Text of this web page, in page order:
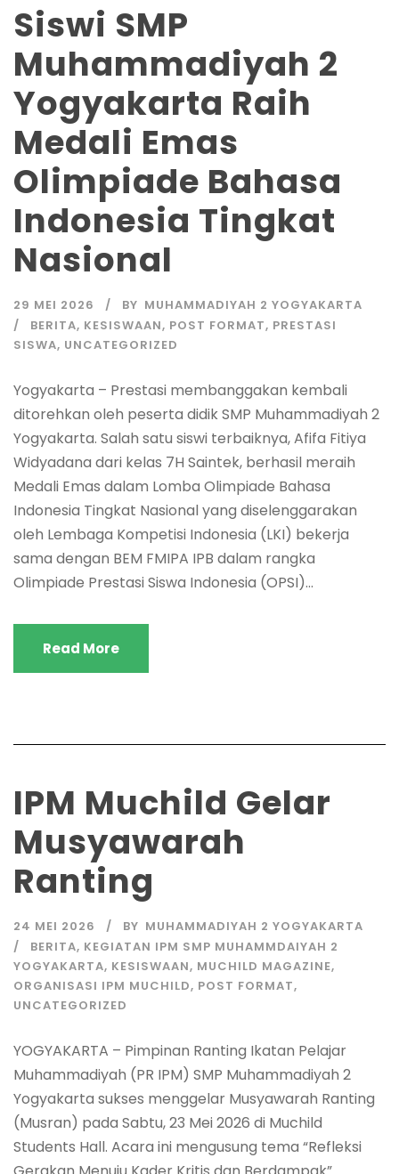
Siswi SMP
Muhammadiyah 2
Yogyakarta Raih
Medali Emas
Olimpiade Bahasa
Indonesia Tingkat
Nasional
29 MEI 2026 BY MUHAMMADIYAH 2 YOGYAKARTA
BERITA, KESISWAAN, POST FORMAT, PRESTASI
SISWA, UNCATEGORIZED
Yogyakarta – Prestasi membanggakan kembali
ditorehkan oleh peserta didik SMP Muhammadiyah 2
Yogyakarta. Salah satu siswi terbaiknya, Afifa Fitiya
Widyadana dari kelas 7H Saintek, berhasil meraih
Medali Emas dalam Lomba Olimpiade Bahasa
Indonesia Tingkat Nasional yang diselenggarakan
oleh Lembaga Kompetisi Indonesia (LKI) bekerja
sama dengan BEM FMIPA IPB dalam rangka
Olimpiade Prestasi Siswa Indonesia (OPSI)...
Read More
IPM Muchild Gelar
Musyawarah
Ranting
24 MEI 2026 BY MUHAMMADIYAH 2 YOGYAKARTA
BERITA, KEGIATAN IPM SMP MUHAMMDAIYAH 2
YOGYAKARTA, KESISWAAN, MUCHILD MAGAZINE,
ORGANISASI IPM MUCHILD, POST FORMAT,
UNCATEGORIZED
YOGYAKARTA – Pimpinan Ranting Ikatan Pelajar
Muhammadiyah (PR IPM) SMP Muhammadiyah 2
Yogyakarta sukses menggelar Musyawarah Ranting
(Musran) pada Sabtu, 23 Mei 2026 di Muchild
Students Hall. Acara ini mengusung tema “Refleksi